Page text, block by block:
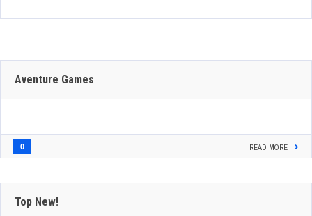
Aventure Games
0 READ MORE
Top New!